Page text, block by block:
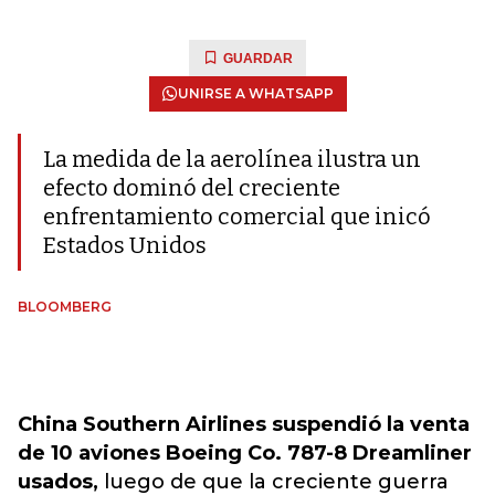
GUARDAR
UNIRSE A WHATSAPP
La medida de la aerolínea ilustra un
efecto dominó del creciente
enfrentamiento comercial que inicó
Estados Unidos
BLOOMBERG
China Southern Airlines suspendió la venta
de 10 aviones Boeing Co. 787-8 Dreamliner
usados, luego de que la creciente guerra